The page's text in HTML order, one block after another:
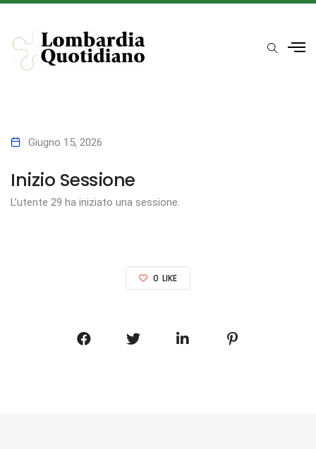
Giugno 15, 2026
Inizio Sessione
L’utente 29 ha iniziato una sessione.
0 LIKE